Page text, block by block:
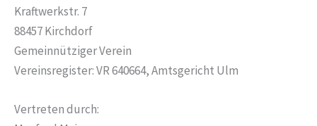
Kraftwerkstr. 7
88457 Kirchdorf
Gemeinnütziger Verein
Vereinsregister: VR 640664, Amtsgericht Ulm
Vertreten durch: